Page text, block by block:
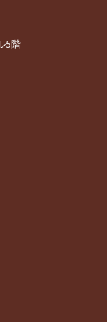
5階